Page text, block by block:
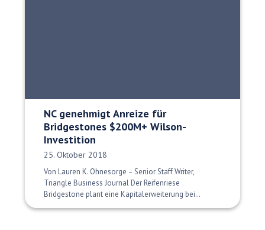
NC genehmigt Anreize für
Bridgestones $200M+ Wilson-
Investition
Veröffentlichungsdatum:
25. Oktober 2018
Von Lauren K. Ohnesorge – Senior Staff Writer,
Triangle Business Journal Der Reifenriese
Bridgestone plant eine Kapitalerweiterung bei…